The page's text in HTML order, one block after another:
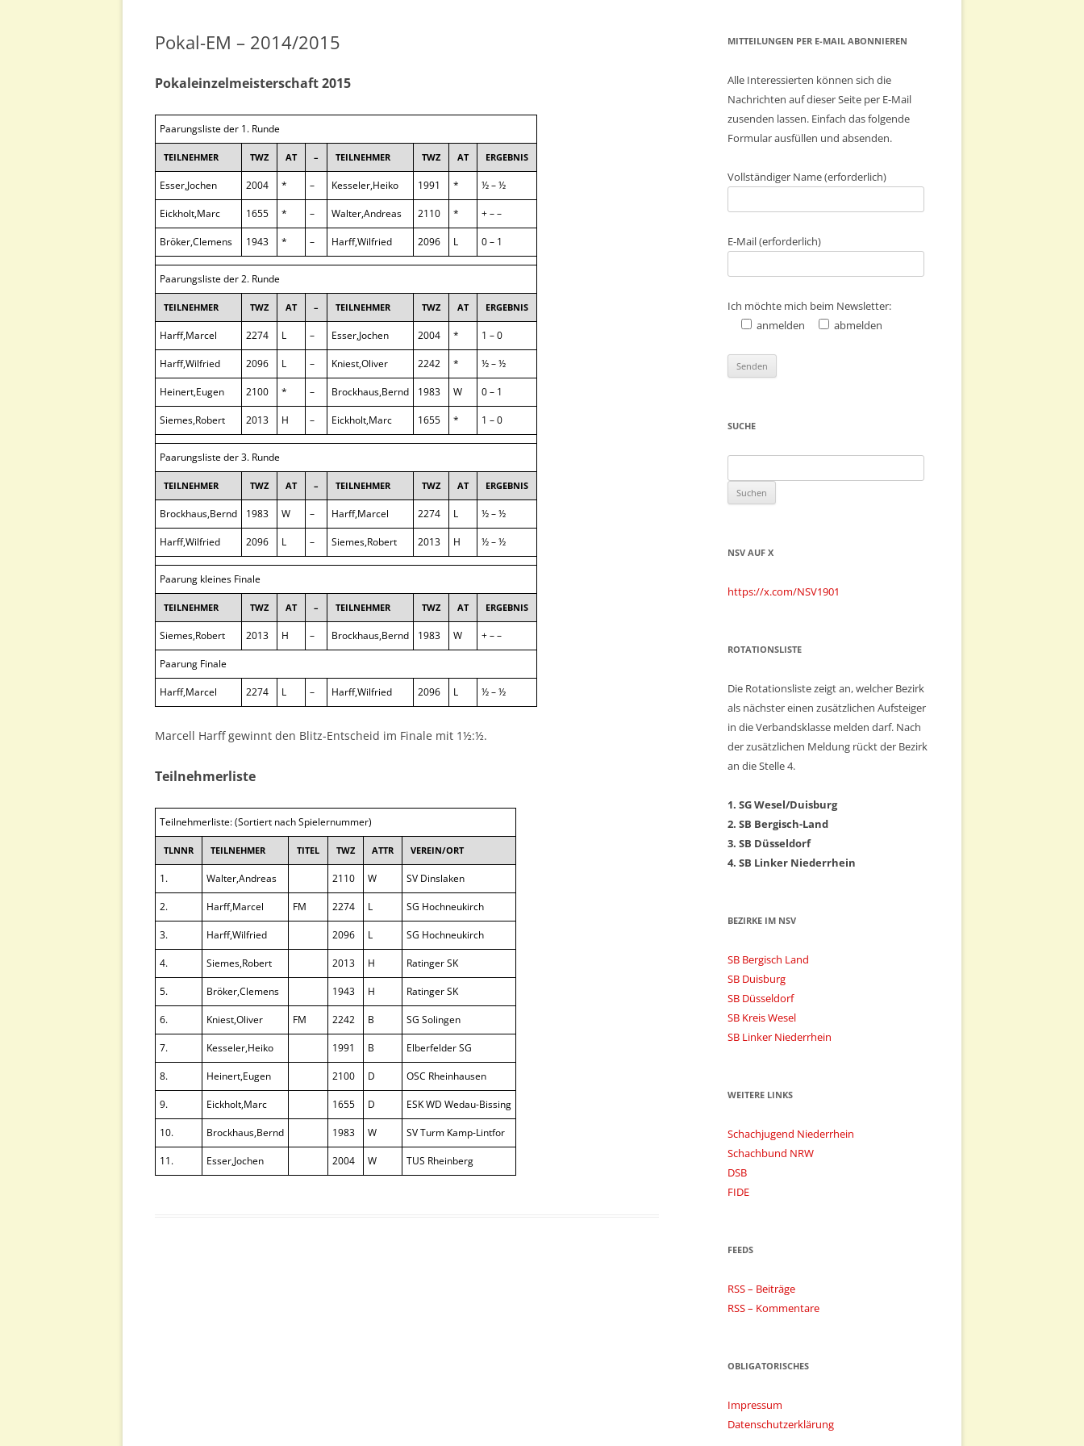
SCHNELLSCHACH-EM
SCHACH-960-EM
Pokal-EM – 2014/2015
Pokaleinzelmeisterschaft 2015
Paarungsliste der 1. Runde
TEILNEHMER TWZ AT – TEILNEHMER TWZ AT ERGEBNIS
Esser,Jochen 2004 * – Kesseler,Heiko 1991 * ½ – ½
Eickholt,Marc 1655 * – Walter,Andreas 2110 * + – –
Bröker,Clemens 1943 * – Harff,Wilfried 2096 L 0 – 1
Paarungsliste der 2. Runde
TEILNEHMER TWZ AT – TEILNEHMER TWZ AT ERGEBNIS
Harff,Marcel 2274 L – Esser,Jochen 2004 * 1 – 0
Harff,Wilfried 2096 L – Kniest,Oliver 2242 * ½ – ½
Heinert,Eugen 2100 * – Brockhaus,Bernd 1983 W 0 – 1
Siemes,Robert 2013 H – Eickholt,Marc 1655 * 1 – 0
Paarungsliste der 3. Runde
TEILNEHMER TWZ AT – TEILNEHMER TWZ AT ERGEBNIS
Brockhaus,Bernd 1983 W – Harff,Marcel 2274 L ½ – ½
Harff,Wilfried 2096 L – Siemes,Robert 2013 H ½ – ½
Paarung kleines Finale
TEILNEHMER TWZ AT – TEILNEHMER TWZ AT ERGEBNIS
Siemes,Robert 2013 H – Brockhaus,Bernd 1983 W + – –
Paarung Finale
Harff,Marcel 2274 L – Harff,Wilfried 2096 L ½ – ½
Marcell Harff gewinnt den Blitz-Entscheid im Finale mit 1½:½.
Teilnehmerliste
Teilnehmerliste: (Sortiert nach Spielernummer)
TLNNR TEILNEHMER TITEL TWZ ATTR VEREIN/ORT
1. Walter,Andreas 2110 W SV Dinslaken
2. Harff,Marcel FM 2274 L SG Hochneukirch
3. Harff,Wilfried 2096 L SG Hochneukirch
4. Siemes,Robert 2013 H Ratinger SK
5. Bröker,Clemens 1943 H Ratinger SK
6. Kniest,Oliver FM 2242 B SG Solingen
7. Kesseler,Heiko 1991 B Elberfelder SG
8. Heinert,Eugen 2100 D OSC Rheinhausen
9. Eickholt,Marc 1655 D ESK WD Wedau-Bissing
10. Brockhaus,Bernd 1983 W SV Turm Kamp-Lintfor
11. Esser,Jochen 2004 W TUS Rheinberg
MITTEILUNGEN PER E-MAIL ABONNIEREN
Alle Interessierten können sich die
Nachrichten auf dieser Seite per E-Mail
zusenden lassen. Einfach das folgende
Formular ausfüllen und absenden.
Vollständiger Name (erforderlich)
E-Mail (erforderlich)
Ich möchte mich beim Newsletter:
anmelden
abmelden
SUCHE
nach:
NSV AUF X
https://x.com/NSV1901
ROTATIONSLISTE
Die Rotationsliste zeigt an, welcher Bezirk
als nächster einen zusätzlichen Aufsteiger
in die Verbandsklasse melden darf. Nach
der zusätzlichen Meldung rückt der Bezirk
an die Stelle 4.
1. SG Wesel/Duisburg
2. SB Bergisch-Land
3. SB Düsseldorf
4. SB Linker Niederrhein
BEZIRKE IM NSV
SB Bergisch Land
SB Duisburg
SB Düsseldorf
SB Kreis Wesel
SB Linker Niederrhein
WEITERE LINKS
Schachjugend Niederrhein
Schachbund NRW
DSB
FIDE
FEEDS
RSS – Beiträge
RSS – Kommentare
OBLIGATORISCHES
Impressum
Datenschutzerklärung